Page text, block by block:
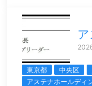
東京都 中央区
アステナホールディ